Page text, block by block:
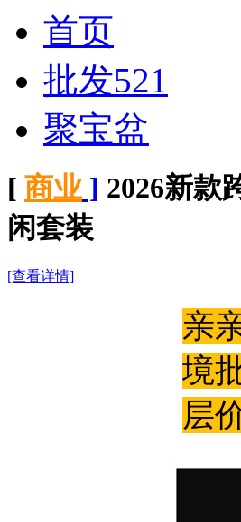
首页
批发521
聚宝盆
[ 商业 ] 2026新款
闲套装
[查看详情]
境批发首选，大家